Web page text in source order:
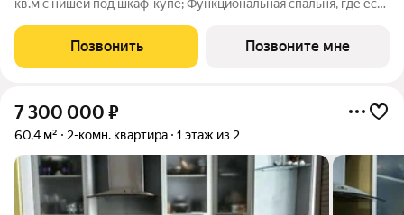
кв.м с нишей под шкаф-купе; Функциональная спальня, где есть
Просторная кухня-гостиная с обеденной зоной у окна для
общения и отдыха
Позвонить Позвоните мне
7 300 000 ₽
60,4 м² 2-комн. квартира 1 этаж из 2